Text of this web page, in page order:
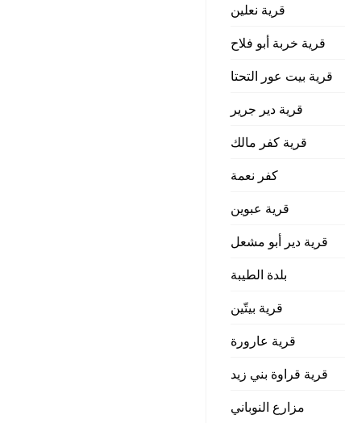
قرية نعلين
قرية خربة أبو فلاح
قرية بيت عور التحتا
قرية دير جرير
قرية كفر مالك
كفر نعمة
قرية عبوين
قرية دير أبو مشعل
بلدة الطيبة
قرية بيتّين
قرية عارورة
قرية قراوة بني زيد
مزارع النوباني